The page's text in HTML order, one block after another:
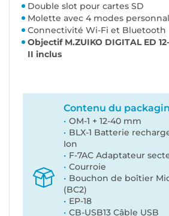
Double slot pour cartes SD
Molette avec 4 modes
Connectivité Wi-Fi et Bluetooth
Objectif M.ZUIKO DIGITAL ED
II inclus
Contenu du
OM-1 + 12-40 mm
BLX-1 Batterie
Ion
F-7AC Adaptateur
Courroie
Bouchon de boîtier
(BC2)
EP-18
CB-USB13 Câble USB